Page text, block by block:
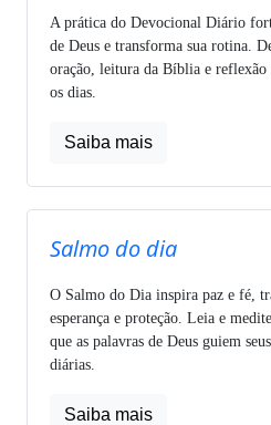
A prática do Devocional Diário
de Deus e transforma sua rotina.
oração, leitura da Bíblia e reflexão
os dias.
Saiba mais
Salmo do dia
O Salmo do Dia inspira paz e fé,
esperança e proteção. Leia e
que as palavras de Deus guiem
diárias.
Saiba mais